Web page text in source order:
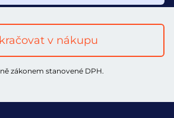
v nákupu
zákonem stanovené DPH.